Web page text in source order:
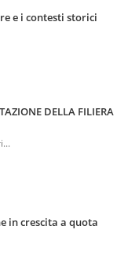
e i contesti storici
DELLA FILIERA
in crescita a quota